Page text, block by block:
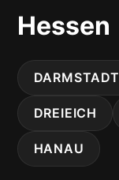
Hessen
DARMSTADT
DREIEICH
HANAU